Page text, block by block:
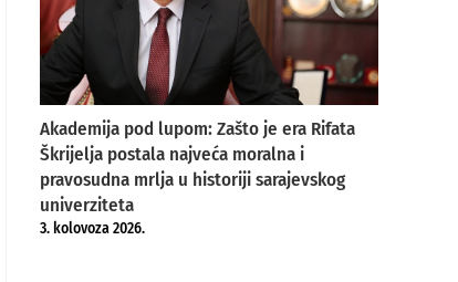
Akademija pod lupom: Zašto je era Rifata
Škrijelja postala najveća moralna i
pravosudna mrlja u historiji sarajevskog
univerziteta
3. kolovoza 2026.